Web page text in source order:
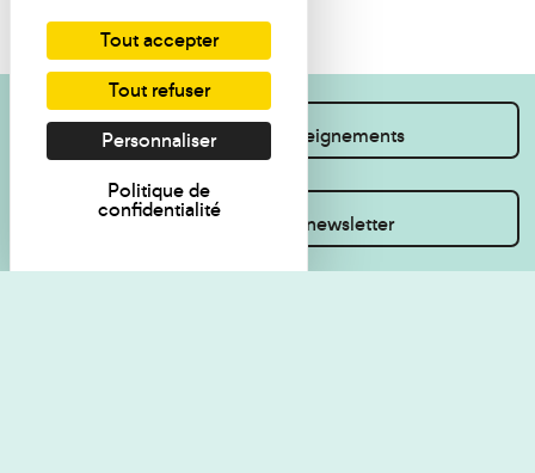
Je souhaite des renseignements
Inscrivez-vous à la newsletter
Tout accepter
Tout refuser
Personnaliser
Politique de
confidentialité